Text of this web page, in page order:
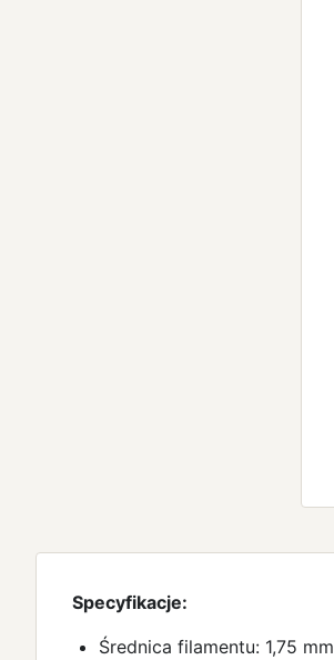
Specyfikacje:
Średnica filamentu: 1,75 mm